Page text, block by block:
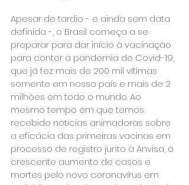
Apesar de tardio - e ainda sem data
definida -, o Brasil começa a se
preparar para dar início à vacinação
para conter a pandemia de Covid-19,
que já fez mais de 200 mil vítimas
somente em nosso país e mais de 2
milhões em todo o mundo. Ao
mesmo tempo em que temos
recebido notícias animadoras sobre
a eficácia das primeiras vacinas em
processo de registro junto à Anvisa, o
crescente aumento de casos e
mortes pelo novo coronavírus em